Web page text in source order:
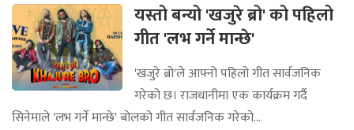
यस्तो बन्यो 'खजुरे ब्रो' को पहिलो
गीत 'लभ गर्ने मान्छे'
'खजुरे ब्रो'ले आफ्नो पहिलो गीत सार्वजनिक
गरेको छ। राजधानीमा एक कार्यक्रम गर्दै
सिनेमाले 'लभ गर्ने मान्छे' बोलको गीत सार्वजनिक गरेको...